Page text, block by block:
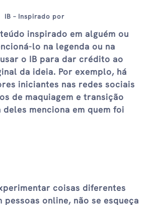
IB – Inspirado por
inspirado em alguém ou
lo na legenda ou na
o IB para dar crédito ao
da ideia. Por exemplo, há
iniciantes nas redes sociais
de maquiagem e transição
menciona em quem foi
coisas diferentes
pessoas online, não se esqueça